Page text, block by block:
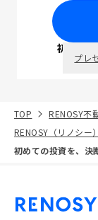
初回面談
プレ
TOP RENOSY不
RENOSY（リノシー
初めての投資を、決